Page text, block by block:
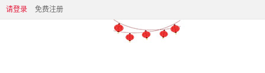
请登录 免费注册